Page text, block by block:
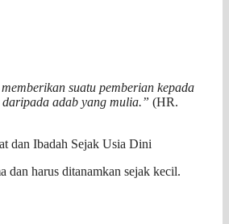
suatu pemberian kepada
adab yang mulia.” (HR.
dan Ibadah Sejak Usia Dini
dan harus ditanamkan sejak kecil.